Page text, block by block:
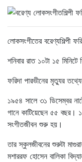
লোকসংগীতের বরেণ্যশিল্পী
শনিবার রাত ১০টা ১৫
ফরিদা পারভীনের মৃত্যুর
১৯৫৪ সালে ৩১ ডিসেম্বর
গানে কাটিয়েছেন ৫৫ বছর।
সংগীতজীবন শুরু হয়।
তার স্কুলজীবনের শুরুটা
মশাররফ হোসেন বালিকা